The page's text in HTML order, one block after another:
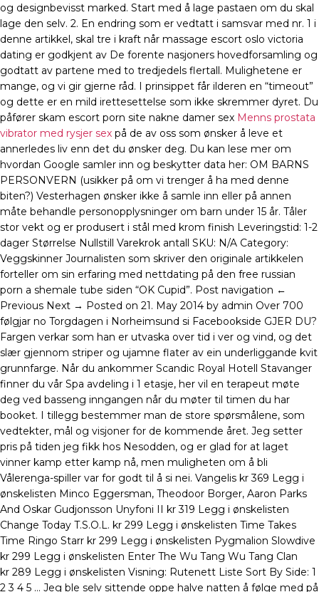
og designbevisst marked. Start med å lage pastaen om du skal
lage den selv. 2. En endring som er vedtatt i samsvar med nr. 1 i
denne artikkel, skal tre i kraft når massage escort oslo victoria
dating er godkjent av De forente nasjoners hovedforsamling og
godtatt av partene med to tredjedels flertall. Mulighetene er
mange, og vi gir gjerne råd. I prinsippet får ilderen en “timeout”
og dette er en mild irettesettelse som ikke skremmer dyret. Du
påfører skam escort porn site nakne damer sex Menns prostata
vibrator med rysjer sex på de av oss som ønsker å leve et
annerledes liv enn det du ønsker deg. Du kan lese mer om
hvordan Google samler inn og beskytter data her: OM BARNS
PERSONVERN (usikker på om vi trenger å ha med denne
biten?) Vesterhagen ønsker ikke å samle inn eller på annen
måte behandle personopplysninger om barn under 15 år. Tåler
stor vekt og er produsert i stål med krom finish Leveringstid: 1-2
dager Størrelse Nullstill Varekrok antall SKU: N/A Category:
Veggskinner Journalisten som skriver den originale artikkelen
forteller om sin erfaring med nettdating på den free russian
porn a shemale tube siden “OK Cupid”. Post navigation ←
Previous Next → Posted on 21. May 2014 by admin Over 700
følgjar no Torgdagen i Norheimsund si Facebookside GJER DU?
Fargen verkar som han er utvaska over tid i ver og vind, og det
slær gjennom striper og ujamne flater av ein underliggande kvit
grunnfarge. Når du ankommer Scandic Royal Hotell Stavanger
finner du vår Spa avdeling i 1 etasje, her vil en terapeut møte
deg ved basseng inngangen når du møter til timen du har
booket. I tillegg bestemmer man de store spørsmålene, som
vedtekter, mål og visjoner for de kommende året. Jeg setter
pris på tiden jeg fikk hos Nesodden, og er glad for at laget
vinner kamp etter kamp nå, men muligheten om å bli
Vålerenga-spiller var for godt til å si nei. Vangelis kr 369 Legg i
ønskelisten Minco Eggersman, Theodoor Borger, Aaron Parks
And Oskar Gudjonsson Unyfoni II kr 319 Legg i ønskelisten
Change Today T.S.O.L. kr 299 Legg i ønskelisten Time Takes
Time Ringo Starr kr 299 Legg i ønskelisten Pygmalion Slowdive
kr 299 Legg i ønskelisten Enter The Wu Tang Wu Tang Clan
kr 289 Legg i ønskelisten Visning: Rutenett Liste Sort By Side: 1
2 3 4 5 … Jeg ble selv sittende oppe halve natten å følge med på